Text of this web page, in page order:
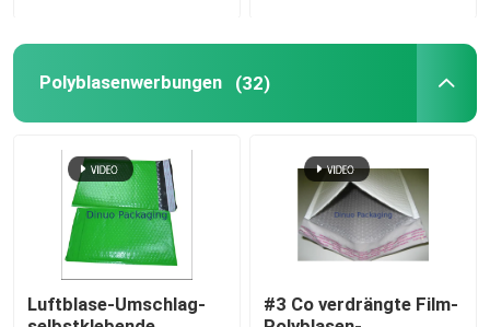
Polyblasenwerbungen (32)
Luftblase-Umschlag-
#3 Co verdrängte Film-